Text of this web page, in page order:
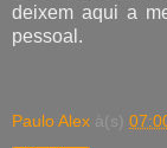
deixem aqui a
pessoal.
Paulo Alex à(s)